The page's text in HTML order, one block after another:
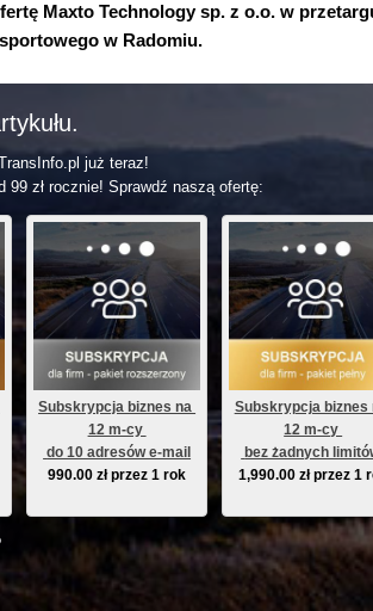
Maxto Technology sp. z o.o. w
w Radomiu.
już teraz!
99 zł rocznie! Sprawdź naszą ofertę:
Subskrypcja biznes na
12 m-cy
do 10 adresów e-mail
990.00zł przez 1 rok
Subskrypcja biznes
12 m-cy
bez żadnych
1,990.00 zł przez 1